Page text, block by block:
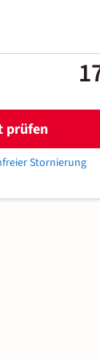
prüfen
Stornierung